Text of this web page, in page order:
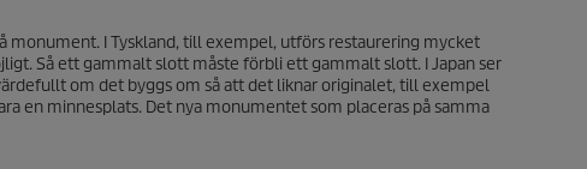
I Tyskland, till exempel, utförs restaurering mycket
Så ett gammalt slott måste förbli ett gammalt slott. I Japan ser
om det byggs om så att det liknar originalet, till exempel
en minnesplats. Det nya monumentet som placeras på samma